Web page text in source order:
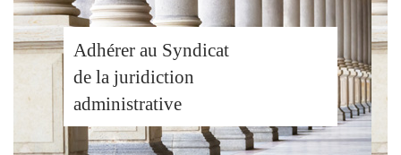
Adhérer au Syndicat
de la juridiction
administrative